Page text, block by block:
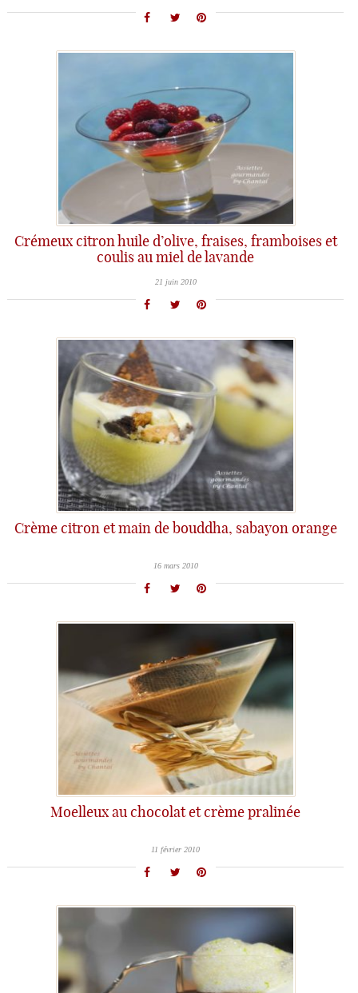
Crémeux citron huile d’olive, fraises, framboises et
coulis au miel de lavande
21 juin 2010
Crème citron et main de bouddha, sabayon orange
16 mars 2010
Moelleux au chocolat et crème pralinée
11 février 2010